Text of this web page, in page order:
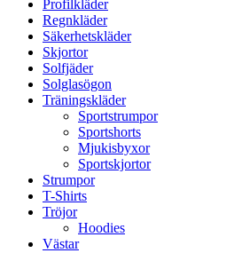
Profilkläder
Regnkläder
Säkerhetskläder
Skjortor
Solfjäder
Solglasögon
Träningskläder
Sportstrumpor
Sportshorts
Mjukisbyxor
Sportskjortor
Strumpor
T-Shirts
Tröjor
Hoodies
Västar